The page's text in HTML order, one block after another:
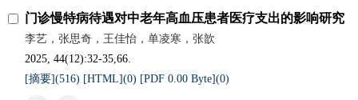
门诊慢特病待遇对中老年高血压患者医疗支出的影响研究
李艺，张思奇，王佳怡，单凌寒，张歆
2025, 44(12):32-35,66.
[摘要](516) [HTML](0) [PDF 0.00 Byte](0)